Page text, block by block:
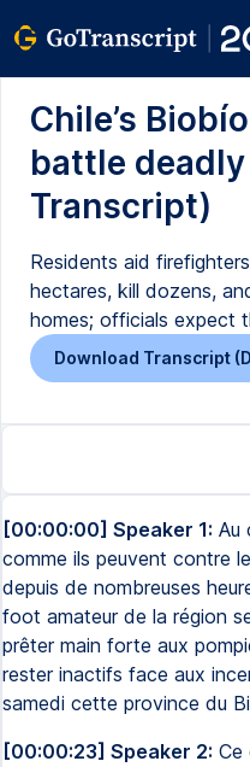
Chile’s
battle
Transcript)
Residents aid
hectares, kill dozens,
homes; officials expect
Download Transcript
[00:00:00] Speaker 1: Au
comme ils peuvent contre
depuis de nombreuses
foot amateur de la région
prêter main forte aux
rester inactifs face aux
samedi cette province du
[00:00:23] Speaker 2: Ce